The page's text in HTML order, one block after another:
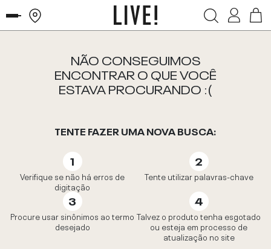
NÃO CONSEGUIMOS
ENCONTRAR O QUE VOCÊ
ESTAVA PROCURANDO :(
TENTE FAZER UMA NOVA BUSCA:
Verifique se não há erros de
digitação
Tente utilizar palavras-chave
Procure usar sinônimos ao termo
desejado
Talvez o produto tenha esgotado
ou esteja em processo de
atualização no site